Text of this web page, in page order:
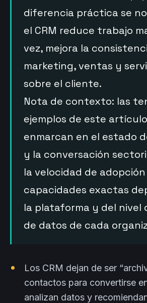
diferencia práctica se
el CRM reduce trabajo
vez, mejora la
marketing, ventas y
sobre el cliente.
Nota de contexto: las
ejemplos de este
enmarcan en el estado
y la conversación
la velocidad de
capacidades exactas
la plataforma y del nivel
de datos de cada
Los CRM dejan de ser
contactos para convertirse
analizan datos y